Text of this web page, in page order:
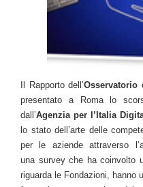
Il Rapporto dell’Osservatorio
presentato a Roma lo
dall’Agenzia per l’Italia
lo stato dell’arte delle
per le aziende attraverso
una surveyche ha coinvolto
riguarda le Fondazioni, hanno